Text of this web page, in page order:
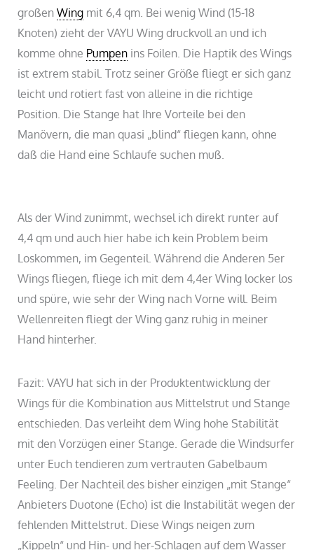
großenWing mit 6,4 qm. Bei wenig Wind (15-18
Knoten) zieht der VAYU Wing druckvoll an und ich
komme ohne Pumpen ins Foilen. Die Haptik des Wings
ist extrem stabil. Trotz seiner Größe fliegt er sich ganz
leicht und rotiert fast von alleine in die richtige
Position. Die Stange hat Ihre Vorteile bei den
Manövern, die man quasi „blind“ fliegen kann, ohne
daß die Hand eine Schlaufe suchen muß.
Als der Wind zunimmt, wechsel ich direkt runter auf
4,4 qm und auch hier habe ich kein Problem beim
Loskommen, im Gegenteil. Während die Anderen 5er
Wings fliegen, fliege ich mit dem 4,4er Wing locker los
und spüre, wie sehr der Wing nach Vorne will. Beim
Wellenreiten fliegt der Wing ganz ruhig in meiner
Hand hinterher.
Fazit: VAYU hat sich in der Produktentwicklung der
Wings für die Kombination aus Mittelstrut und Stange
entschieden. Das verleiht dem Wing hohe Stabilität
mit den Vorzügen einer Stange. Gerade die Windsurfer
unter Euch tendieren zum vertrauten Gabelbaum
Feeling. Der Nachteil des bisher einzigen „mit Stange“
Anbieters Duotone (Echo) ist die Instabilität wegen der
fehlenden Mittelstrut. Diese Wings neigen zum
„Kippeln“ und Hin- und her-Schlagen auf dem Wasser